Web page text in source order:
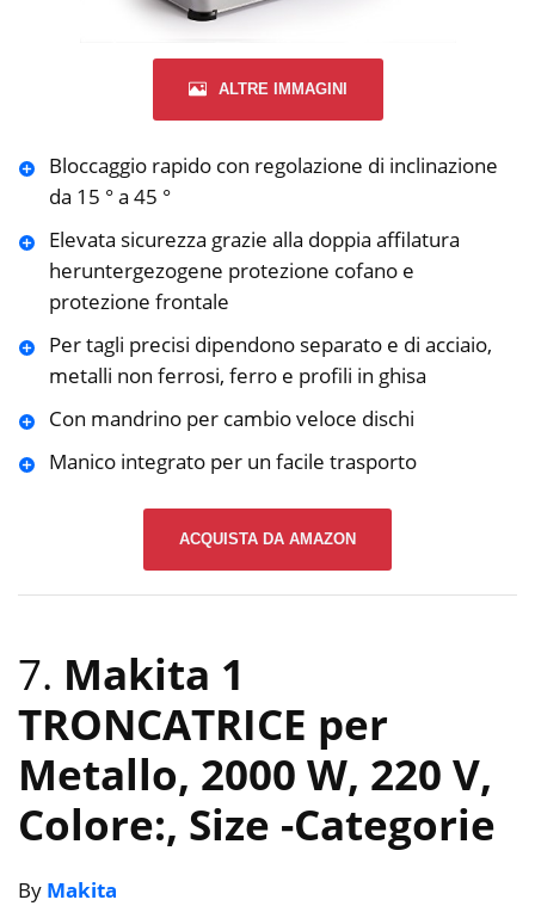
ALTRE IMMAGINI
Bloccaggio rapido con regolazione di inclinazione
da 15 ° a 45 °
Elevata sicurezza grazie alla doppia affilatura
heruntergezogene protezione cofano e
protezione frontale
Per tagli precisi dipendono separato e di acciaio,
metalli non ferrosi, ferro e profili in ghisa
Con mandrino per cambio veloce dischi
Manico integrato per un facile trasporto
ACQUISTA DA AMAZON
7. Makita 1
TRONCATRICE per
Metallo, 2000 W, 220 V,
Colore:, Size -Categorie
By Makita